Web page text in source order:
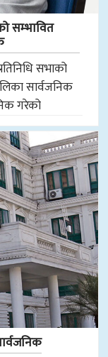
सम्भावित
सभाको
सार्वजनिक
गरेको